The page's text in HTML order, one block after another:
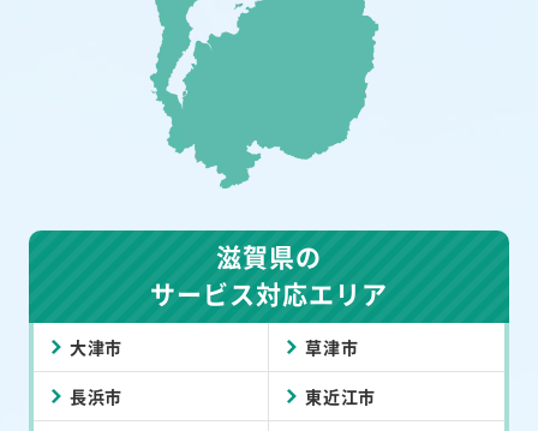
滋賀県の
サービス対応エリア
大津市 草津市
長浜市 東近江市